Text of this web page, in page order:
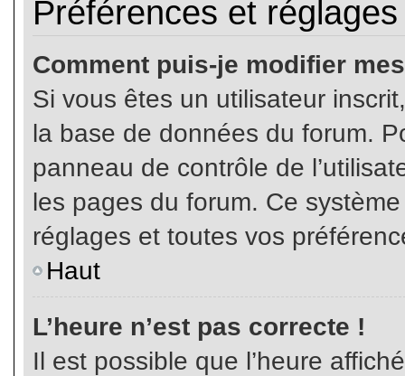
Préférences et
Comment puis-je modifier
Si vous êtes un utilisateur
la base de données du forum.
panneau de contrôle de
les pages du forum. Ce
réglages et toutes vos
Haut
L’heure n’est pas correcte !
Il est possible que l’heure